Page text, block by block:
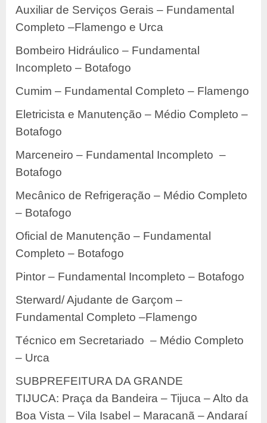
Auxiliar de Serviços Gerais – Fundamental
Completo –Flamengo e Urca
Bombeiro Hidráulico – Fundamental
Incompleto – Botafogo
Cumim – Fundamental Completo – Flamengo
Eletricista e Manutenção – Médio Completo –
Botafogo
Marceneiro – Fundamental Incompleto –
Botafogo
Mecânico de Refrigeração – Médio Completo
– Botafogo
Oficial de Manutenção – Fundamental
Completo – Botafogo
Pintor – Fundamental Incompleto – Botafogo
Sterward/ Ajudante de Garçom –
Fundamental Completo –Flamengo
Técnico em Secretariado – Médio Completo
– Urca
SUBPREFEITURA DA GRANDE
TIJUCA: Praça da Bandeira – Tijuca – Alto da
Boa Vista – Vila Isabel – Maracanã – Andaraí